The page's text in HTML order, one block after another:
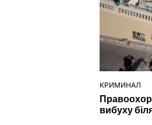
ОПУБЛІКУВАТИ
КРИМИНАЛ
вибуху